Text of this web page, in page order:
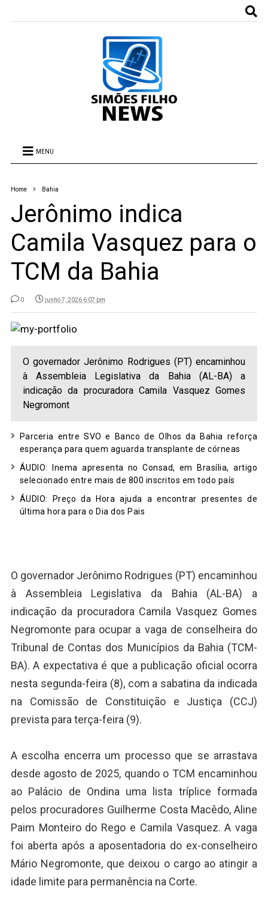
MENU
Home Bahia
Jerônimo indica
Camila Vasquez para o
TCM da Bahia
0 junho 7, 2026 6:07 pm
O governador Jerônimo Rodrigues (PT) encaminhou
à Assembleia Legislativa da Bahia (AL-BA) a
indicação da procuradora Camila Vasquez Gomes
Negromont
Parceria entre SVO e Banco de Olhos da Bahia reforça
esperança para quem aguarda transplante de córneas
ÁUDIO: Inema apresenta no Consad, em Brasília, artigo
selecionado entre mais de 800 inscritos em todo país
ÁUDIO: Preço da Hora ajuda a encontrar presentes de
última hora para o Dia dos Pais
O governador Jerônimo Rodrigues (PT) encaminhou
à Assembleia Legislativa da Bahia (AL-BA) a
indicação da procuradora Camila Vasquez Gomes
Negromonte para ocupar a vaga de conselheira do
Tribunal de Contas dos Municípios da Bahia (TCM-
BA). A expectativa é que a publicação oficial ocorra
nesta segunda-feira (8), com a sabatina da indicada
na Comissão de Constituição e Justiça (CCJ)
prevista para terça-feira (9).
A escolha encerra um processo que se arrastava
desde agosto de 2025, quando o TCM encaminhou
ao Palácio de Ondina uma lista tríplice formada
pelos procuradores Guilherme Costa Macêdo, Aline
Paim Monteiro do Rego e Camila Vasquez. A vaga
foi aberta após a aposentadoria do ex-conselheiro
Mário Negromonte, que deixou o cargo ao atingir a
idade limite para permanência na Corte.